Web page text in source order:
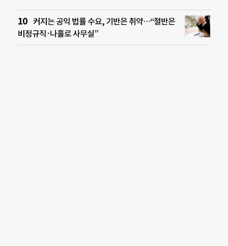
커지는 공익 법률 수요, 기반은 취약…“절반은
비정규직·나홀로 사무실”